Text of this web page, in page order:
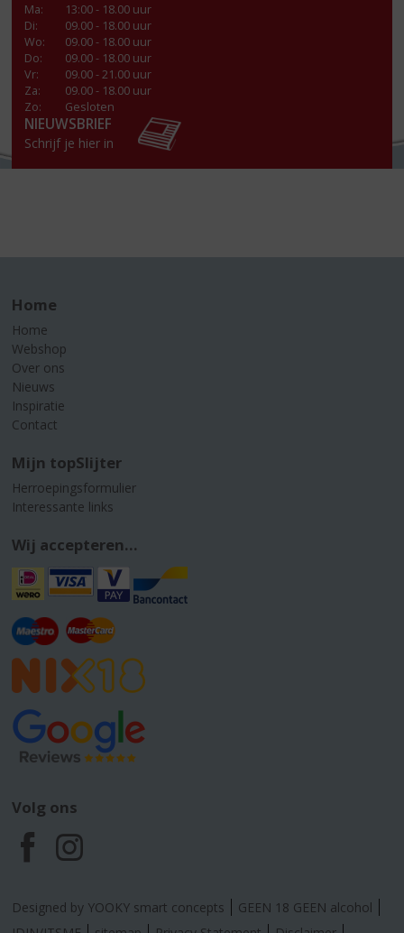
Ma:
13:00 - 18.00 uur
Di:
09.00 - 18.00 uur
Wo:
09.00 - 18.00 uur
Do:
09.00 - 18.00 uur
Vr:
09.00 - 21.00 uur
Za:
09.00 - 18.00 uur
Zo:
Gesloten
NIEUWSBRIEF
Schrijf je hier in
Home
Home
Webshop
Over ons
Nieuws
Inspiratie
Contact
Mijn topSlijter
Herroepingsformulier
Interessante links
Wij accepteren...
Volg ons
F
a
I
n
Designed by YOOKY smart concepts
GEEN 18 GEEN alcohol